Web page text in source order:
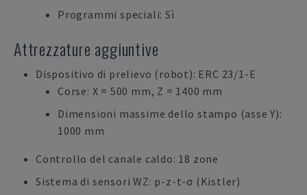
Programmi speciali: Sì
Attrezzature aggiuntive
Dispositivo di prelievo (robot): ERC 23/1-E
Corse: X = 500 mm, Z = 1400 mm
Dimensioni massime dello stampo (asse Y):
1000 mm
Controllo del canale caldo: 18 zone
Sistema di sensori WZ: p-z-t-σ (Kistler)